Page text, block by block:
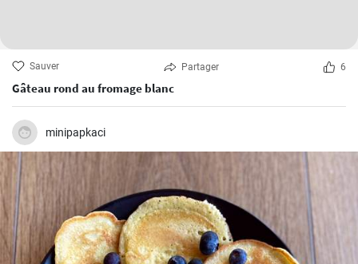
Sauver Partager 6
Gâteau rond au fromage blanc
minipapkaci